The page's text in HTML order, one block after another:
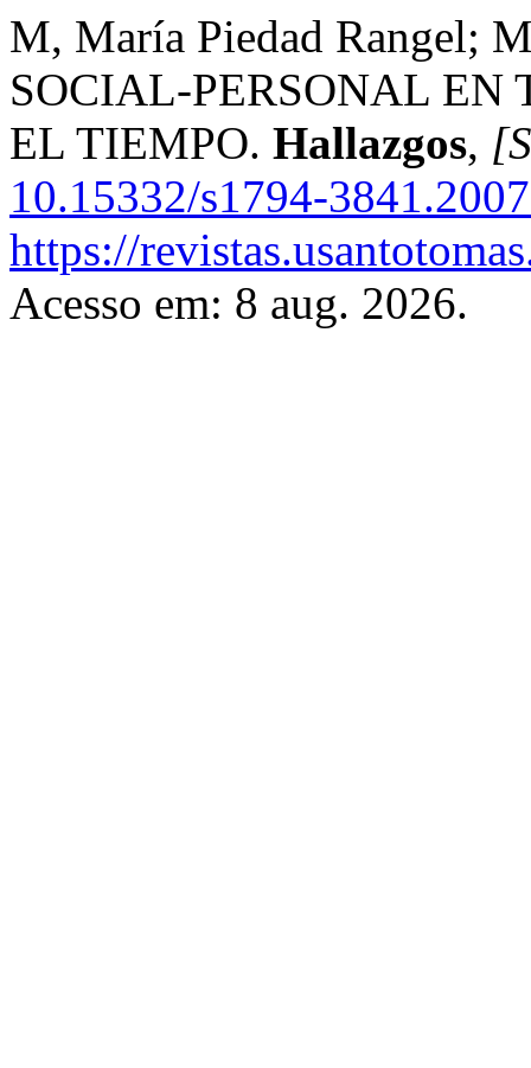
M, María Piedad Rangel;
SOCIAL-PERSONAL EN
EL TIEMPO. Hallazgos,
10.15332/s1794-
https://
Acesso em: 8 aug. 2026.